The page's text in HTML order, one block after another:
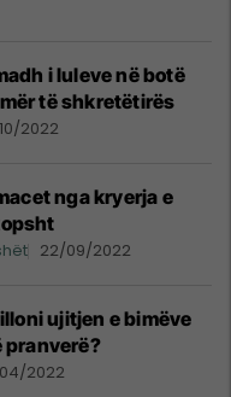
i luleve në botë
të shkretëtirës
2022
nga kryerja e
22/09/2022
ujitjen e bimëve
pranverë?
2022